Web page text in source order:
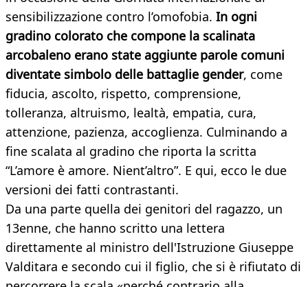
sensibilizzazione contro l’omofobia. In ogni
gradino colorato che compone la scalinata
arcobaleno erano state aggiunte parole comuni
diventate simbolo delle battaglie gender, come
fiducia, ascolto, rispetto, comprensione,
tolleranza, altruismo, lealtà, empatia, cura,
attenzione, pazienza, accoglienza. Culminando a
fine scalata al gradino che riporta la scritta
“L’amore è amore. Nient’altro”. E qui, ecco le due
versioni dei fatti contrastanti.
Da una parte quella dei genitori del ragazzo, un
13enne, che hanno scritto una lettera
direttamente al ministro dell'Istruzione Giuseppe
Valditara e secondo cui il figlio, che si è rifiutato di